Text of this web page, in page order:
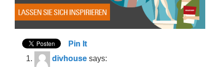
Pin It
divhouse says: